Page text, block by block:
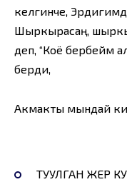
келгинче,
Шыркырасаң,
деп, “Коё бербейм
берди,
Акмакты мындай
ТУУЛГАН ЖЕР